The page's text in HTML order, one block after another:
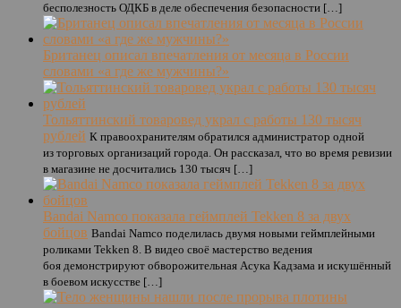
бесполезность ОДКБ в деле обеспечения безопасности […]
Британец описал впечатления от месяца в России
словами «а где же мужчины?»
Тольяттинский товаровед украл с работы 130 тысяч
рублей К правоохранителям обратился администратор одной
из торговых организаций города. Он рассказал, что во время ревизии
в магазине не досчитались 130 тысяч […]
Bandai Namco показала геймплей Tekken 8 за двух
бойцов Bandai Namco поделилась двумя новыми геймплейными
роликами Tekken 8. В видео своё мастерство ведения
боя демонстрируют обворожительная Асука Кадзама и искушённый
в боевом искусстве […]